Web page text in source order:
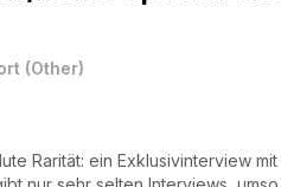
(Other)
Rarität: ein Exklusivinterview